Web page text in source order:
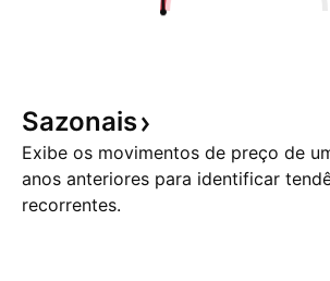
Sazonais
Exibe os movimentos de preço de
anos anteriores para identificar
recorrentes.